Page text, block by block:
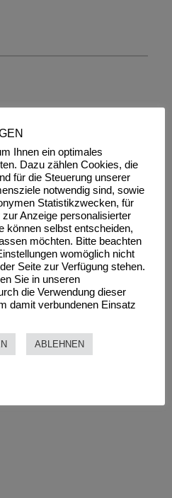
Ihnen ein optimales
Dazu zählen Cookies, die
für die Steuerung unserer
notwendig sind, sowie
Statistikzwecken, für
Anzeige personalisierter
können selbst entscheiden,
möchten. Bitte beachten
womöglich nicht
Seite zur Verfügung stehen.
Sie in unseren
die Verwendung dieser
damit verbundenen Einsatz
ABLEHNEN